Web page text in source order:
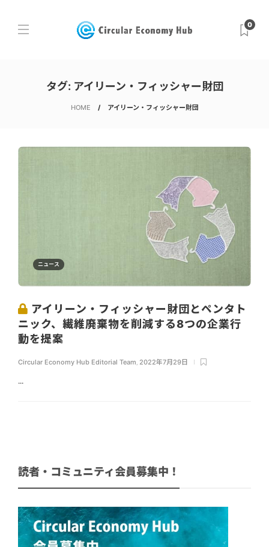
0
タグ: アイリーン・フィッシャー財団
HOME アイリーン・フィッシャー財団
ニュース
アイリーン・フィッシャー財団とペンタト
ニック、繊維廃棄物を削減する8つの企業行
動を提案
Circular Economy Hub Editorial Team 2022年7月29日
...
読者・コミュニティ会員募集中！